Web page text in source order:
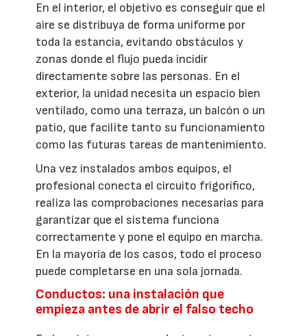
En el interior, el objetivo es conseguir que el
aire se distribuya de forma uniforme por
toda la estancia, evitando obstáculos y
zonas donde el flujo pueda incidir
directamente sobre las personas. En el
exterior, la unidad necesita un espacio bien
ventilado, como una terraza, un balcón o un
patio, que facilite tanto su funcionamiento
como las futuras tareas de mantenimiento.
Una vez instalados ambos equipos, el
profesional conecta el circuito frigorífico,
realiza las comprobaciones necesarias para
garantizar que el sistema funciona
correctamente y pone el equipo en marcha.
En la mayoría de los casos, todo el proceso
puede completarse en una sola jornada.
Conductos: una instalación que
empieza antes de abrir el falso techo